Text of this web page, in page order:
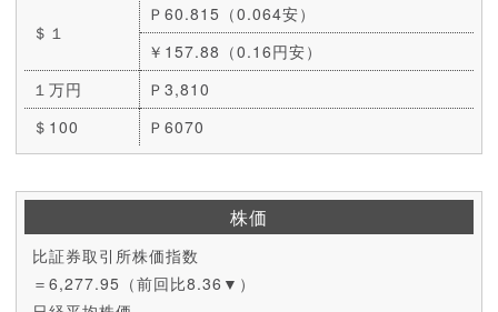
＄１
Ｐ60.815（0.064安）
￥157.88（0.16円安）
１万円
Ｐ3,810
＄100
Ｐ6070
株価
比証券取引所株価指数
＝6,277.95（前回比8.36▼）